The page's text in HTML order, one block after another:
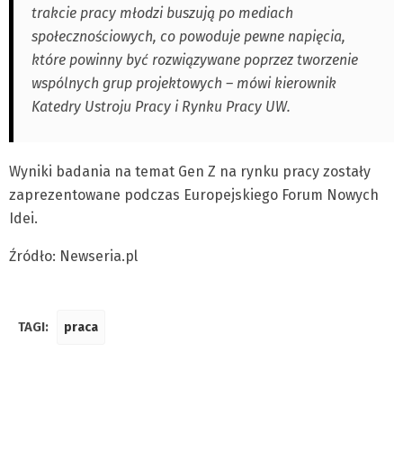
trakcie pracy młodzi buszują po mediach
społecznościowych, co powoduje pewne napięcia,
które powinny być rozwiązywane poprzez tworzenie
wspólnych grup projektowych – mówi kierownik
Katedry Ustroju Pracy i Rynku Pracy UW.
Wyniki badania na temat Gen Z na rynku pracy zostały
zaprezentowane podczas Europejskiego Forum Nowych
Idei.
Źródło: Newseria.pl
TAGI: praca